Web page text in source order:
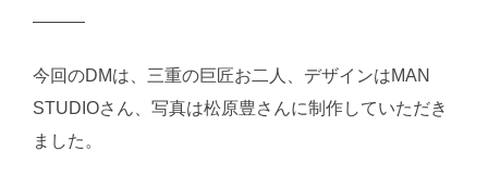
―――
今回のDMは、三重の巨匠お二人、デザインはMAN
STUDIOさん、写真は松原豊さんに制作していただき
ました。